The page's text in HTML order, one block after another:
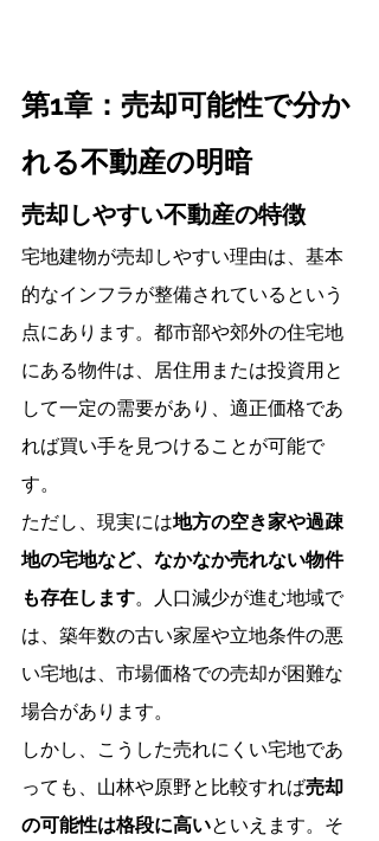
第1章：売却可能性で分か
れる不動産の明暗
売却しやすい不動産の特徴
宅地建物が売却しやすい理由は、基本
的なインフラが整備されているという
点にあります。都市部や郊外の住宅地
にある物件は、居住用または投資用と
して一定の需要があり、適正価格であ
れば買い手を見つけることが可能で
す。
ただし、現実には地方の空き家や過疎
地の宅地など、なかなか売れない物件
も存在します。人口減少が進む地域で
は、築年数の古い家屋や立地条件の悪
い宅地は、市場価格での売却が困難な
場合があります。
しかし、こうした売れにくい宅地であ
っても、山林や原野と比較すれば売却
の可能性は格段に高いといえます。そ